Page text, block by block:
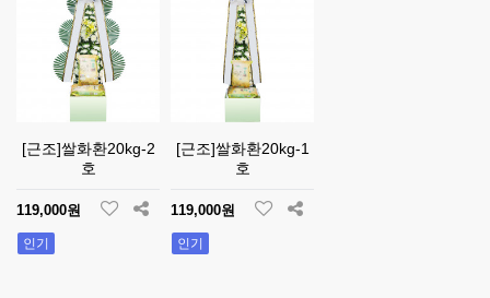
[근조]쌀화환20kg-2
호
119,000원
인기
[근조]쌀화환20kg-1
호
119,000원
인기